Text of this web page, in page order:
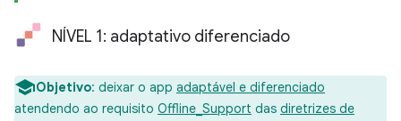
NÍVEL 1: adaptativo diferenciado
Objetivo: deixar o app adaptável e diferenciado
atendendo ao requisito Offline_Support das diretrizes de